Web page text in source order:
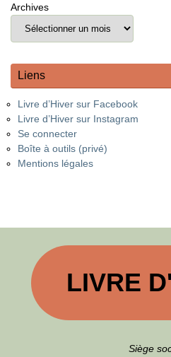
Archives
Liens
Livre d’Hiver sur Facebook
Livre d’Hiver sur Instagram
Se connecter
Boîte à outils (privé)
Mentions légales
LIVRE
Siège